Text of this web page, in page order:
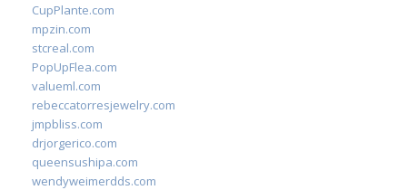
CupPlante.com
mpzin.com
stcreal.com
PopUpFlea.com
valueml.com
rebeccatorresjewelry.com
jmpbliss.com
drjorgerico.com
queensushipa.com
wendyweimerdds.com